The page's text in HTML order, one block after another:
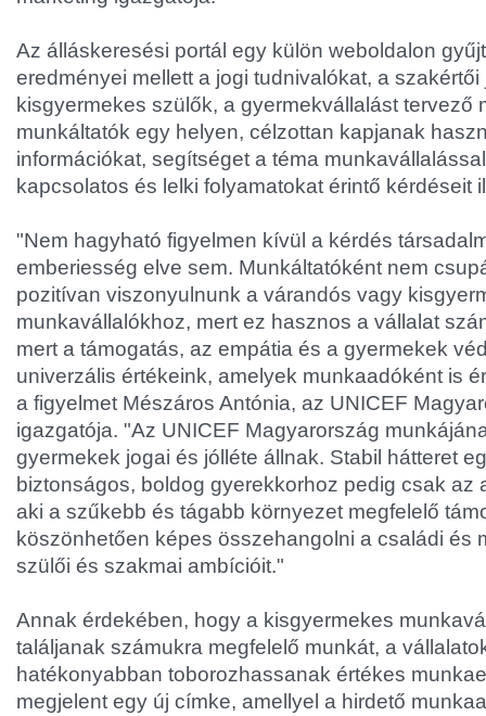
Az álláskeresési portál egy külön weboldalon
eredményei mellett a jogi tudnivalókat, a
kisgyermekes szülők, a gyermekvállalást tervező
munkáltatók egy helyen, célzottan kapjanak
információkat, segítséget a téma
kapcsolatos és lelki folyamatokat érintő kérdéseit
"Nem hagyható figyelmen kívül a kérdés
emberiesség elve sem. Munkáltatóként nem
pozitívan viszonyulnunk a várandós vagy
munkavállalókhoz, mert ez hasznos a vállalat
mert a támogatás, az empátia és a gyermekek
univerzális értékeink, amelyek munkaadóként is
a figyelmet Mészáros Antónia, az UNICEF
igazgatója. "Az UNICEF Magyarország
gyermekek jogai és jólléte állnak. Stabil hátteret
biztonságos, boldog gyerekkorhoz pedig csak az
aki a szűkebb és tágabb környezet megfelelő
köszönhetően képes összehangolni a családi és
szülői és szakmai ambícióit."
Annak érdekében, hogy a kisgyermekes
találjanak számukra megfelelő munkát, a
hatékonyabban toborozhassanak értékes
megjelent egy új címke, amellyel a hirdető